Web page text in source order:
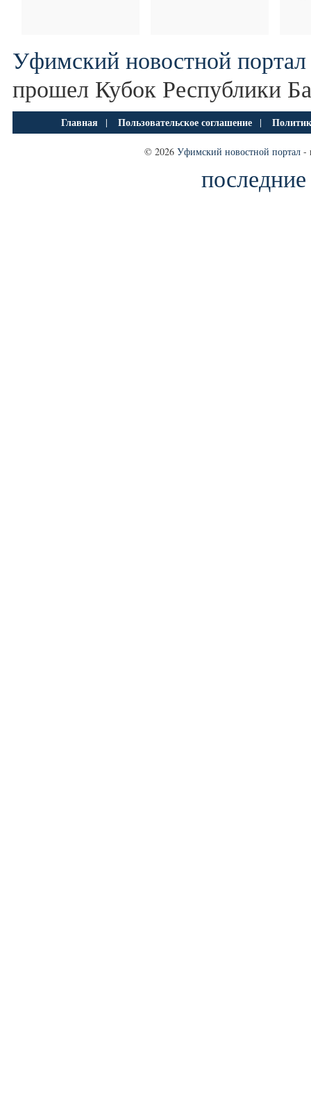
Уфимский новостной портал
прошел Кубок Республики
Главная | Пользовательское соглашение |
© 2026 Уфимский новостной портал -